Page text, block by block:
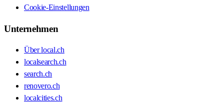
Cookie-Einstellungen
Unternehmen
Über local.ch
localsearch.ch
search.ch
renovero.ch
localcities.ch